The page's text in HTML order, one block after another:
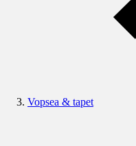
Vopsea & tapet